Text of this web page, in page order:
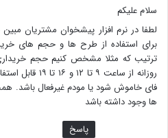
سلام علیکم
لطفا در نرم افزار پیشخوان مشتریان مبین
برای استفاده از طرح ها و حجم های
ترتیب که مثلا مشخص کنیم حجم
روزانه از ساعت
فای خاموش شود یا مودم غیرفعال باشد.
ها وجود داشته باشد
پاسخ